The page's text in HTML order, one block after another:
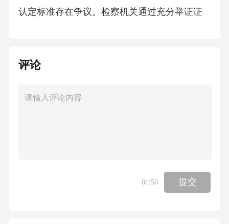
认定标准存在争议。检察机关通过充分举证证
点本案调查面临证据隐蔽性强、知情人配合度
流水等客观证据，结合政策攻心策略，最终突
制，强化司法责任追究机制，起到良好警示作
用。徇私枉法案司法部行政执法案例Part.03重点
评论
0/150 提交